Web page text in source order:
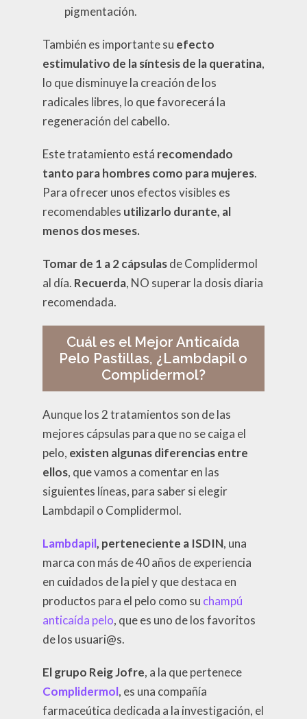
pigmentación.
También es importante su efecto
estimulativo de la síntesis de la queratina,
lo que disminuye la creación de los
radicales libres, lo que favorecerá la
regeneración del cabello.
Este tratamiento está recomendado
tanto para hombres como para mujeres.
Para ofrecer unos efectos visibles es
recomendables utilizarlo durante, al
menos dos meses.
Tomar de 1 a 2 cápsulasde Complidermol
al día. Recuerda, NO superar la dosis diaria
recomendada.
Cuál es el Mejor Anticaída
Pelo Pastillas, ¿Lambdapil o
Complidermol?
Aunque los 2 tratamientos son de las
mejores cápsulas para que no se caiga el
pelo, existen algunas diferencias entre
ellos, que vamos a comentar en las
siguientes líneas, para saber si elegir
Lambdapil o Complidermol.
Lambdapil, perteneciente a ISDIN, una
marca con más de 40 años de experiencia
en cuidados de la piel y que destaca en
productos para el pelo como su champú
anticaída pelo, que es uno de los favoritos
de los usuari@s.
El grupo Reig Jofre, a la que pertenece
Complidermol, es una compañía
farmaceútica dedicada a la investigación, el